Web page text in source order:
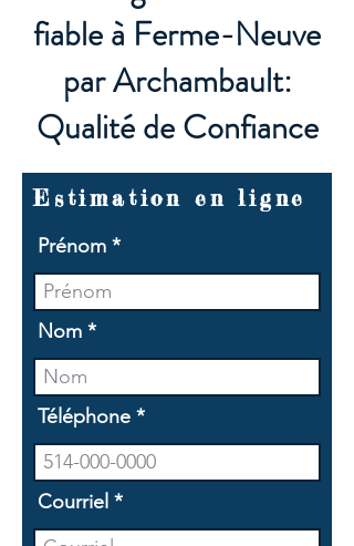
fiable à Ferme-Neuve
par Archambault:
Qualité de Confiance
Estimation en ligne
Prénom
Nom
Téléphone
Courriel